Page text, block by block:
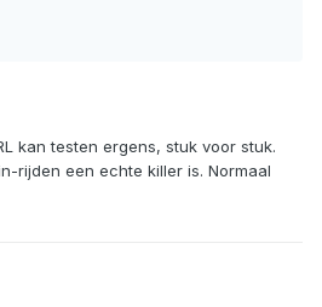
kan testen ergens, stuk voor stuk.
rijden een echte killer is. Normaal